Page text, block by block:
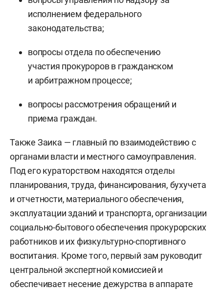
исполнением федерального
законодательства;
вопросы отдела по обеспечению
участия прокуроров в гражданском
и арбитражном процессе;
вопросы рассмотрения обращений и
приема граждан.
Также Заика — главный по взаимодействию с
органами власти и местного самоуправления.
Под его кураторством находятся отделы
планирования, труда, финансирования, бухучета
и отчетности, материального обеспечения,
эксплуатации зданий и транспорта, организации
социально-бытового обеспечения прокурорских
работников и их физкультурно-спортивного
воспитания. Кроме того, первый зам руководит
центральной экспертной комиссией и
обеспечивает несение дежурства в аппарате